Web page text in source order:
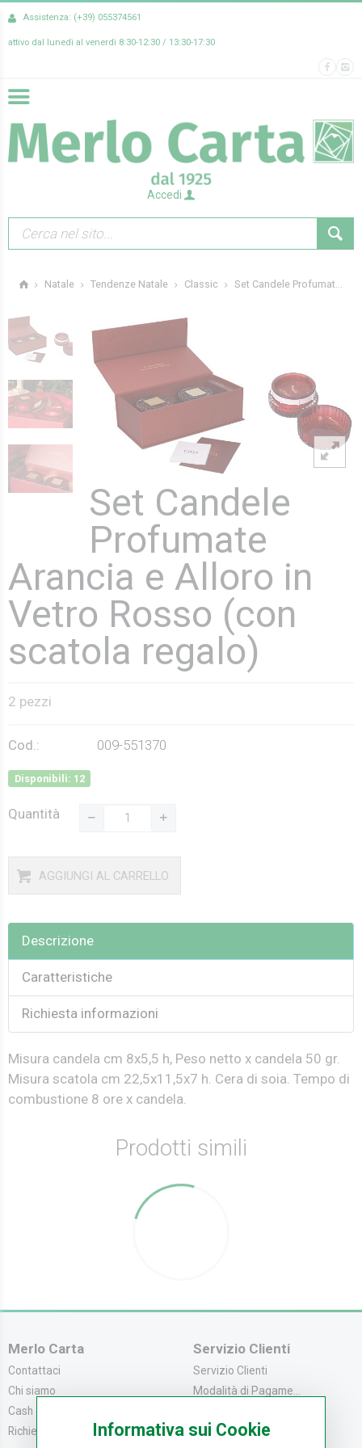
Assistenza: (+39) 055374561
attivo dal lunedì al venerdì 8:30-12:30 / 13:30-17:30
Accedi
Natale Tendenze Natale Classic Set Candele Profumat...
Set Candele
Profumate
Arancia e Alloro in
Vetro Rosso (con
scatola regalo)
2 pezzi
Cod.: 009-551370
Disponibili: 12
Quantità
AGGIUNGI AL CARRELLO
Descrizione
Caratteristiche
Richiesta informazioni
Misura candela cm 8x5,5 h, Peso netto x candela 50 gr.
Misura scatola cm 22,5x11,5x7 h. Cera di soia. Tempo di
combustione 8 ore x candela.
Prodotti simili
Merlo Carta
Contattaci
Chi siamo
Cash & Carry
Richiedi catalogo
Servizio Clienti
Servizio Clienti
Modalità di Pagame...
Resi e Recessi
Informativa sui Cookie